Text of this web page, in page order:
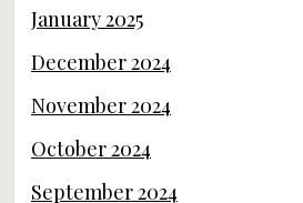
January 2025
December 2024
November 2024
October 2024
September 2024